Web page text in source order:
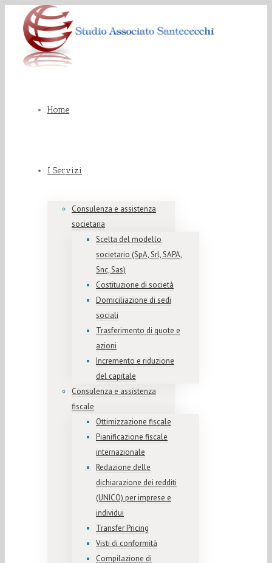
Home
I Servizi
Consulenza e assistenza
societaria
Scelta del modello
societario (SpA, Srl, SAPA,
Snc, Sas)
Costituzione di società
Domiciliazione di sedi
sociali
Trasferimento di quote e
azioni
Incremento e riduzione
del capitale
Consulenza e assistenza
fiscale
Ottimizzazione fiscale
Pianificazione fiscale
internazionale
Redazione delle
dichiarazione dei redditi
(UNICO) per imprese e
individui
Transfer Pricing
Visti di conformità
Compilazione di